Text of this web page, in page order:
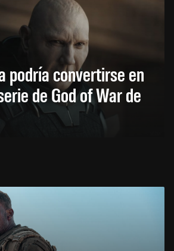
podría convertirse en
de God of War de